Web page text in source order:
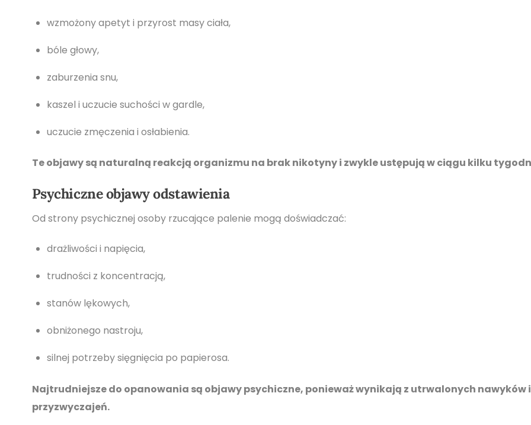
wzmożony apetyt i przyrost masy ciała,
bóle głowy,
zaburzenia snu,
kaszel i uczucie suchości w gardle,
uczucie zmęczenia i osłabienia.
Te objawy są naturalną reakcją organizmu na brak nikotyny i zwykle ustępują w ciągu kilku
Psychiczne objawy odstawienia
Od strony psychicznej osoby rzucające palenie mogą doświadczać:
drażliwości i napięcia,
trudności z koncentracją,
stanów lękowych,
obniżonego nastroju,
silnej potrzeby sięgnięcia po papierosa.
Najtrudniejsze do opanowania są objawy psychiczne, ponieważ wynikają z utrwalonych nawyków i
przyzwyczajeń.